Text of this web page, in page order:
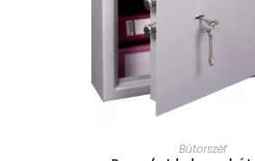
MÉRETBútorszéf